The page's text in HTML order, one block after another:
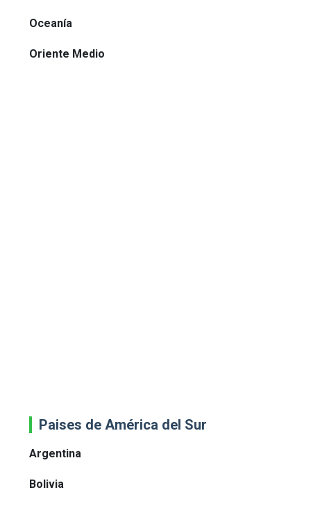
Oceanía
Oriente Medio
Paises de América del Sur
Argentina
Bolivia